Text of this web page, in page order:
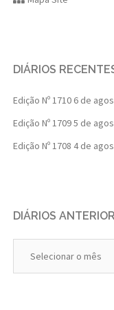
DIÁRIOS
Edição Nº 1710 6 de
Edição Nº 17095 de
Edição Nº 1708 4 de
DIÁRIOS
Anteriores